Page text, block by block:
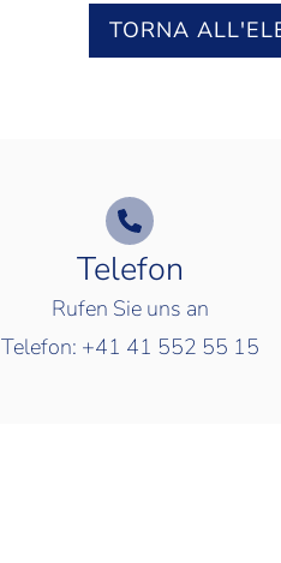
TORNA
Telefon
Rufen Sie uns an
Telefon: +41 41 552 55 15